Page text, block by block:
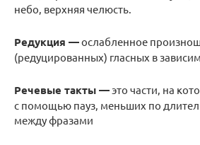
небо, верхняя челюсть.
Редукция —ослабленное
(редуцированных) гласных в
Речевые такты —это части, на
с помощью пауз, меньших по
между фразами